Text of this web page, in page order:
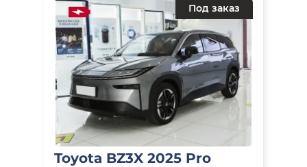
Под заказ
Toyota BZ3X 2025 Pro